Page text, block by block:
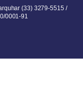
(33) 3279-5515 /
0001-91